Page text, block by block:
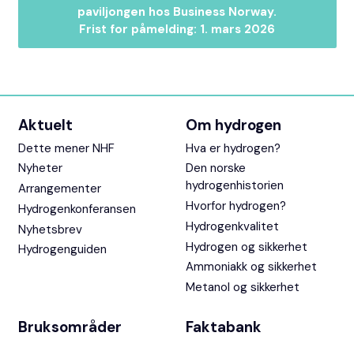
paviljongen hos Business Norway.
Frist for påmelding: 1. mars 2026
Aktuelt
Dette mener NHF
Nyheter
Arrangementer
Hydrogenkonferansen
Nyhetsbrev
Hydrogenguiden
Om hydrogen
Hva er hydrogen?
Den norske
hydrogenhistorien
Hvorfor hydrogen?
Hydrogenkvalitet
Hydrogen og sikkerhet
Ammoniakk og sikkerhet
Metanol og sikkerhet
Bruksområder Faktabank